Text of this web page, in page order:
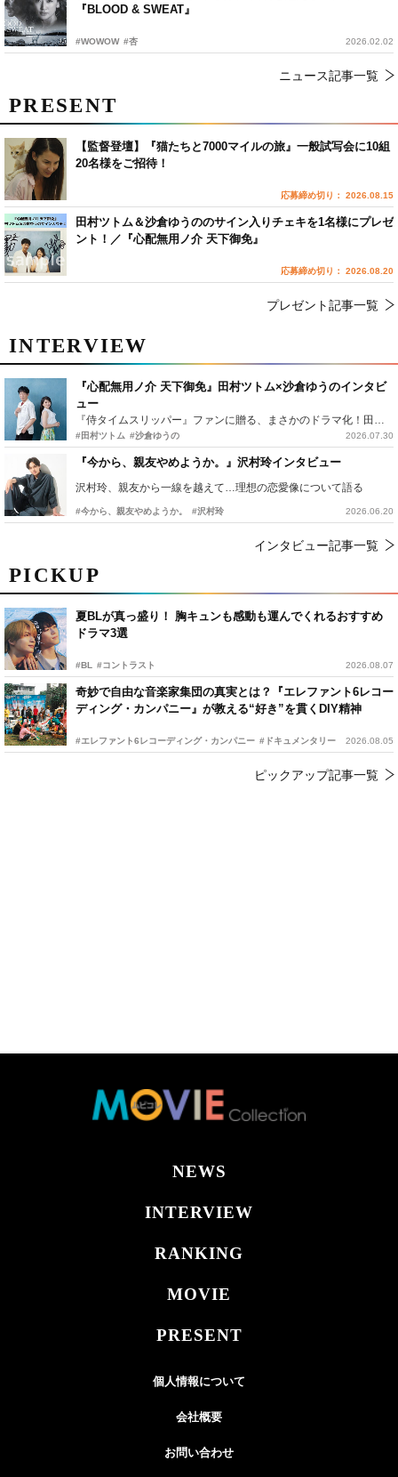
『BLOOD & SWEAT』
#WOWOW #杏 2026.02.02
ニュース記事一覧
PICKUP
夏BLが真っ盛り！ 胸キュンも感動も運んでくれるおすすめ
ドラマ3選
#BL #コントラスト 2026.08.07
奇妙で自由な音楽家集団の真実とは？『エレファント6レコー
ディング・カンパニー』が教える“好き”を貫くDIY精神
#エレファント6レコーディング・カンパニー #ドキュメンタリー 2026.08.05
ピックアップ記事一覧
INTERVIEW
『心配無用ノ介 天下御免』田村ツトム×沙倉ゆうのインタビ
ュー
『侍タイムスリッパー』ファンに贈る、まさかのドラマ化！田村ツトム×沙倉ゆうのが語る『心配無用ノ介』撮影秘話
#田村ツトム #沙倉ゆうの 2026.07.30
『今から、親友やめようか。』沢村玲インタビュー
沢村玲、親友から一線を越えて…理想の恋愛像について語る
#今から、親友やめようか。 #沢村玲 2026.06.20
インタビュー記事一覧
PRESENT
【監督登壇】『猫たちと7000マイルの旅』一般試写会に10組
20名様をご招待！
応募締め切り： 2026.08.15
田村ツトム＆沙倉ゆうののサイン入りチェキを1名様にプレゼ
ント！／『心配無用ノ介 天下御免』
応募締め切り： 2026.08.20
プレゼント記事一覧
NEWS
INTERVIEW
RANKING
MOVIE
PRESENT
個人情報について
会社概要
お問い合わせ